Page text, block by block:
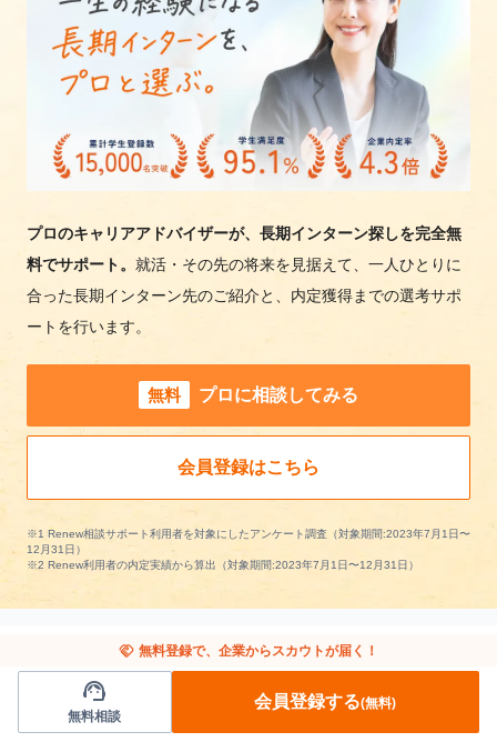
プロのキャリアアドバイザーが、長期インターン探しを完全無
料でサポート。 就活・その先の将来を見据えて、一人ひとりに
合った長期インターン先のご紹介と、内定獲得までの選考サポ
ートを行います。
無料 プロに相談してみる
会員登録はこちら
※1 Renew相談サポート利用者を対象にしたアンケート調査（対象期間:2023年7月1日〜
12月31日）
※2 Renew利用者の内定実績から算出（対象期間:2023年7月1日〜12月31日）
他の条件から長期インターンを探す
handshake 無料登録で、企業からスカウトが届く！
support_agent
無料相談
会員登録する(無料)